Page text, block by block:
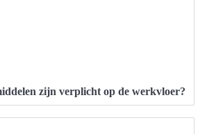
zijn verplicht op de werkvloer?